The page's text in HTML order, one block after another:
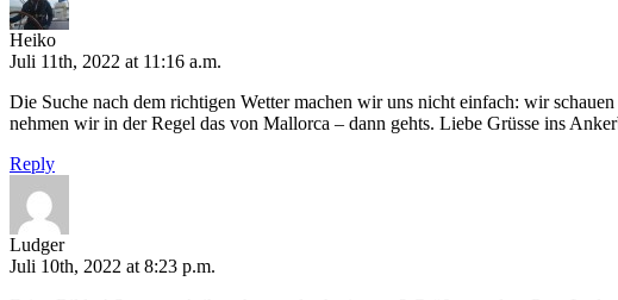
Heiko
Juli 11th, 2022 at 11:16 a.m.
Die Suche nach dem richtigen Wetter machen wir uns nicht einfach: wir
nehmen wir in der Regel das von Mallorca – dann gehts. Liebe Grüsse ins
Reply
Ludger
Juli 10th, 2022 at 8:23 p.m.